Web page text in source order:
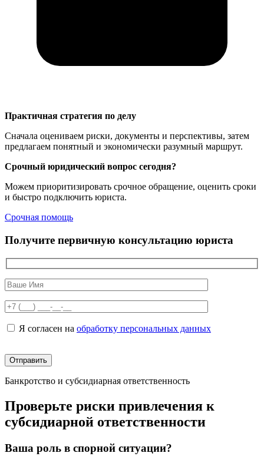
Практичная стратегия по делу
Сначала оцениваем риски, документы и перспективы, затем
предлагаем понятный и экономически разумный маршрут.
Срочный юридический вопрос сегодня?
Можем приоритизировать срочное обращение, оценить сроки
и быстро подключить юриста.
Срочная помощь
Получите первичную консультацию юриста
Я согласен на обработку персональных данных
Банкротство и субсидиарная ответственность
Проверьте риски привлечения к
субсидиарной ответственности
Ваша роль в спорной ситуации?